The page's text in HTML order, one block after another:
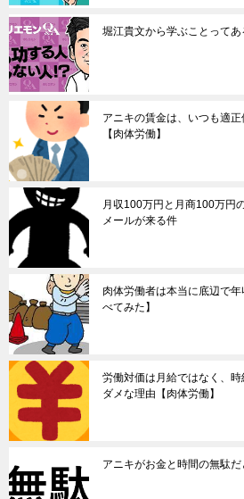
堀江貴文から学ぶことってあ
アニキの賃金は、いつも適正
【肉体労働】
月収100万円と月商100万円
メールが来る件
肉体労働者は本当に底辺で
べてみた】
労働対価は月給ではなく、
ダメな理由【肉体労働】
アニキがお金と時間の無駄